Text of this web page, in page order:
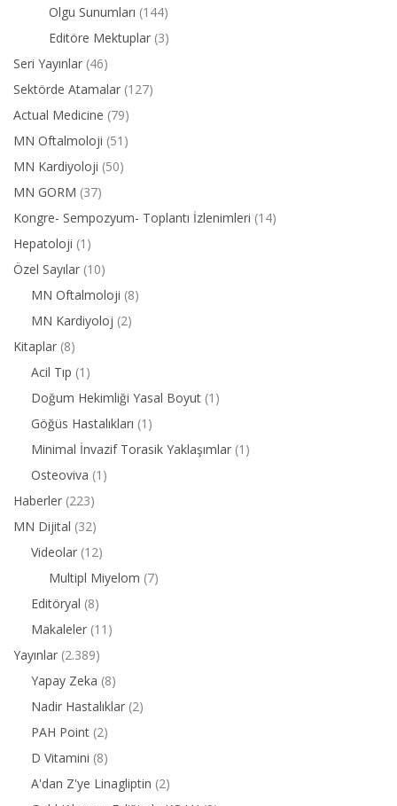
Olgu Sunumları (144)
Editöre Mektuplar (3)
Seri Yayınlar (46)
Sektörde Atamalar (127)
Actual Medicine (79)
MN Oftalmoloji (51)
MN Kardiyoloji (50)
MN GORM (37)
Kongre- Sempozyum- Toplantı İzlenimleri (14)
Hepatoloji (1)
Özel Sayılar (10)
MN Oftalmoloji (8)
MN Kardiyoloj (2)
Kitaplar (8)
Acil Tıp (1)
Doğum Hekimliği Yasal Boyut (1)
Göğüs Hastalıkları (1)
Minimal İnvazif Torasik Yaklaşımlar (1)
Osteoviva (1)
Haberler (223)
MN Dijital (32)
Videolar (12)
Multipl Miyelom (7)
Editöryal (8)
Makaleler (11)
Yayınlar (2.389)
Yapay Zeka (8)
Nadir Hastalıklar (2)
PAH Point (2)
D Vitamini (8)
A'dan Z'ye Linagliptin (2)